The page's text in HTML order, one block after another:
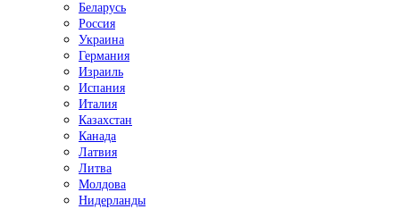
Беларусь
Россия
Украина
Германия
Израиль
Испания
Италия
Казахстан
Канада
Латвия
Литва
Молдова
Нидерланды